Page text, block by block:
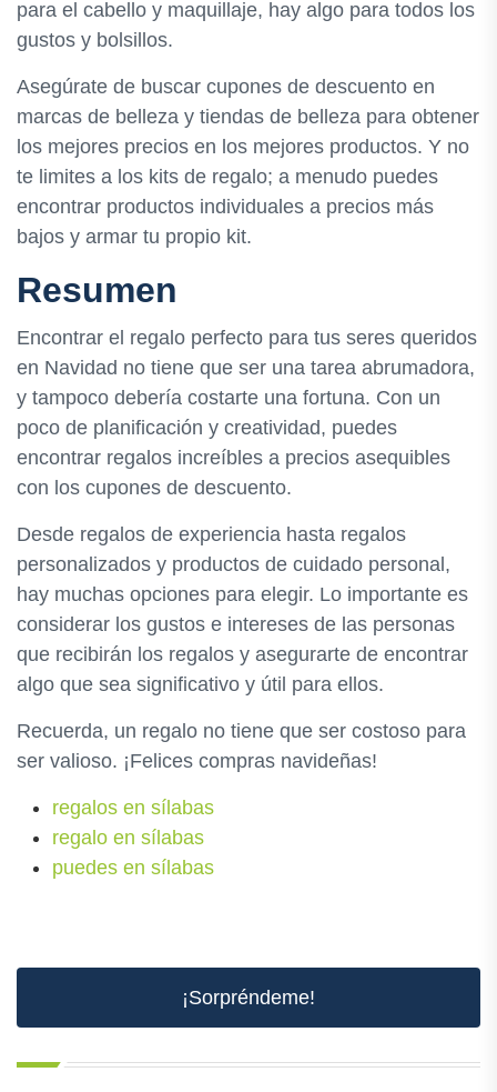
para el cabello y maquillaje, hay algo para todos los
gustos y bolsillos.
Asegúrate de buscar cupones de descuento en
marcas de belleza y tiendas de belleza para obtener
los mejores precios en los mejores productos. Y no
te limites a los kits de regalo; a menudo puedes
encontrar productos individuales a precios más
bajos y armar tu propio kit.
Resumen
Encontrar el regalo perfecto para tus seres queridos
en Navidad no tiene que ser una tarea abrumadora,
y tampoco debería costarte una fortuna. Con un
poco de planificación y creatividad, puedes
encontrar regalos increíbles a precios asequibles
con los cupones de descuento.
Desde regalos de experiencia hasta regalos
personalizados y productos de cuidado personal,
hay muchas opciones para elegir. Lo importante es
considerar los gustos e intereses de las personas
que recibirán los regalos y asegurarte de encontrar
algo que sea significativo y útil para ellos.
Recuerda, un regalo no tiene que ser costoso para
ser valioso. ¡Felices compras navideñas!
regalos en sílabas
regalo en sílabas
puedes en sílabas
¡Sorpréndeme!